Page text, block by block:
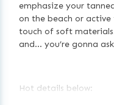
emphasize your
on the beach or
touch of soft
and… you’re gonna
Hot details below: